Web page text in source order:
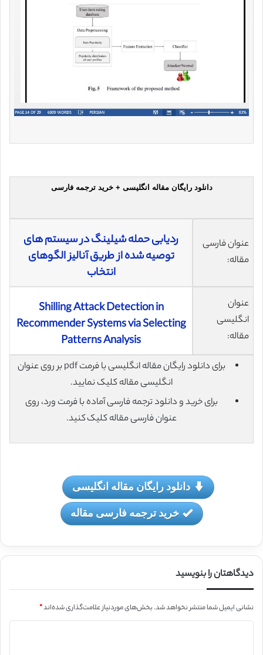
دانلود رایگان مقاله انگلیسی + خرید ترجمه فارسی
عنوان فارسی
مقاله:
ردیابی حمله شیلینگ در سیستم های
توصیه شده از طریق آنالیز الگوهای
انتخاب
عنوان
انگلیسی
مقاله:
Shilling Attack Detection in
Recommender Systems via Selecting
Patterns Analysis
برای دانلود رایگان مقاله انگلیسی با فرمت pdf بر روی عنوان
انگلیسی مقاله کلیک نمایید.
برای خرید و دانلود ترجمه فارسی آماده با فرمت ورد، روی
عنوان فارسی مقاله کلیک کنید.
دانلود رایگان مقاله انگلیسی
خرید ترجمه فارسی مقاله
دیدگاهتان را بنویسید
نشانی ایمیل شما منتشر نخواهد شد.بخش‌های موردنیاز علامت‌گذاری شده‌اند*